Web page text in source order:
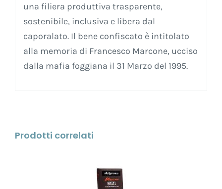
una filiera produttiva trasparente,
sostenibile, inclusiva e libera dal
caporalato. Il bene confiscato è intitolato
alla memoria di Francesco Marcone, ucciso
dalla mafia foggiana il 31 Marzo del 1995.
Prodotti correlati